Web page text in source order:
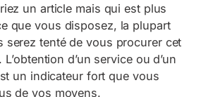
un article mais qui est plus
que vous disposez, la plupart
serez tenté de vous procurer cet
d’un service ou d’un
un indicateur fort que vous
de vos moyens.